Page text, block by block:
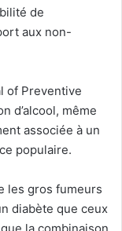
de
aux non-
of Preventive
d’alcool, même
associée à un
populaire.
les gros fumeurs
diabète que ceux